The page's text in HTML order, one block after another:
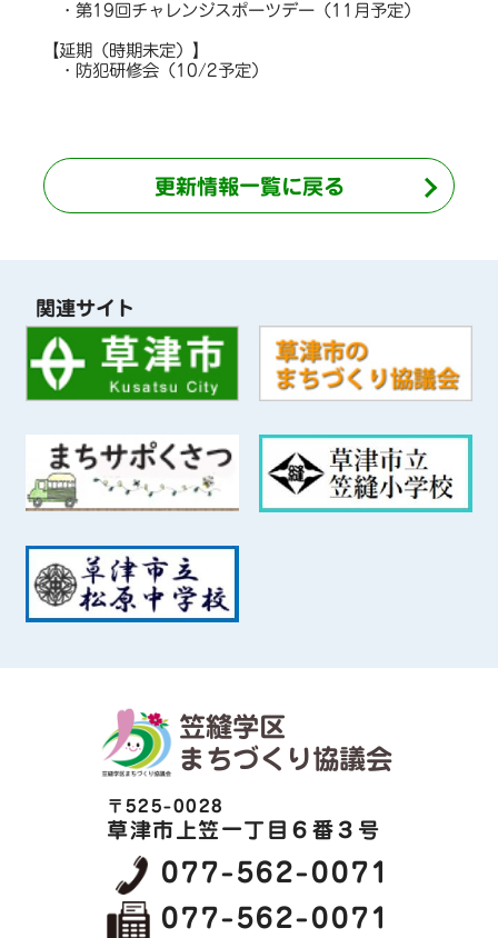
・第19回チャレンジスポーツデー（11月予定）
【延期（時期未定）】
・防犯研修会（10/2予定）
更新情報一覧に戻る
関連サイト
笠縫学区
まちづくり協議会
〒525-0028
草津市上笠一丁目６番３号
077-562-0071
077-562-0071